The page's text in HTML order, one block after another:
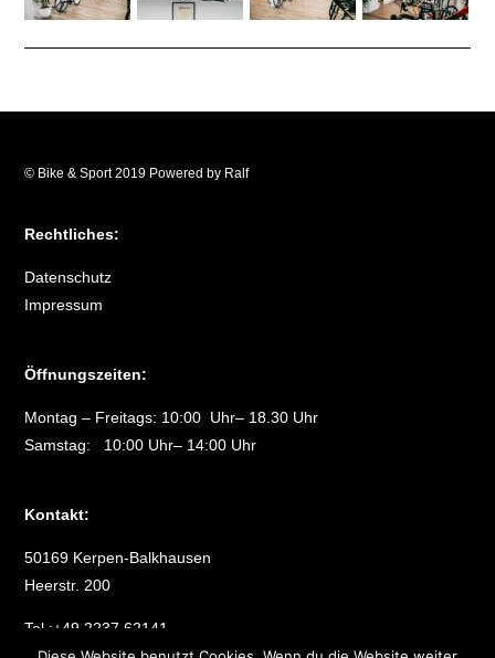
© Bike & Sport 2019 Powered by Ralf
Rechtliches:
Datenschutz
Impressum
Öffnungszeiten:
Montag – Freitags: 10:00 Uhr– 18.30 Uhr
Samstag: 10:00 Uhr– 14:00 Uhr
Kontakt:
50169 Kerpen-Balkhausen
Heerstr. 200
Tel.:+49 2237 62141